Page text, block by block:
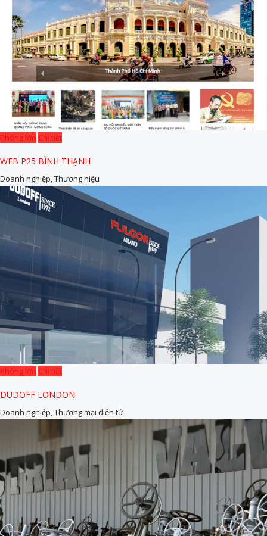
Phóng lớn Chi tiết
WEB P25 BÌNH THẠNH
Doanh nghiệp, Thương hiệu
Phóng lớn Chi tiết
DUDOFF LONDON
Doanh nghiệp, Thương mại điện tử